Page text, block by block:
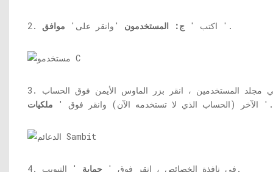
2. اكتب ' ج: المستخدمون 'وانقر على' موافق '.
3. في مجلد المستخدمين ، انقر بزر الماوس الأيمن فوق الحساب
الآخر (الحساب الذي لا تستخدمه الآن) وانقر فوق ' ملكيات '.
4. في نافذة الخصائص ، انقر فوق ' حماية ' التبويب.